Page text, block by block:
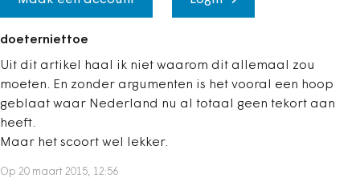
doeterniettoe
Uit dit artikel haal ik niet waarom dit allemaal zou
moeten. En zonder argumenten is het vooral een hoop
geblaat waar Nederland nu al totaal geen tekort aan
heeft.
Maar het scoort wel lekker.
Op 20 maart 2015, 12:56